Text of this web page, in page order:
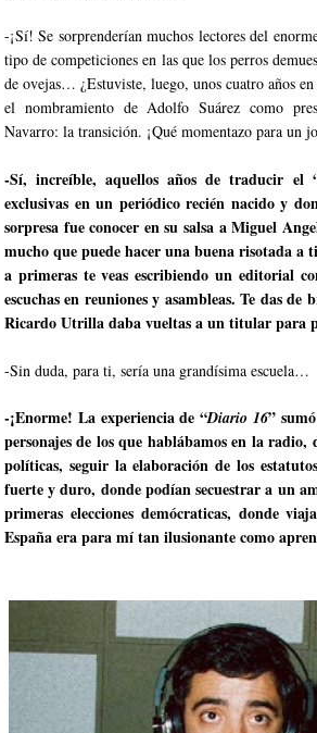
-¡Sí! Se sorprenderían muchos lectores del
tipo de competiciones en las que los perros
de ovejas… ¿Estuviste, luego, unos cuatro años
el nombramiento de Adolfo Suárez como
Navarro: la transición. ¡Qué momentazo para un
-Sí, increíble, aquellos años de traducir
exclusivas en un periódico recién nacido y
sorpresa fue conocer en su salsa a Miguel
mucho que puede hacer una buena risotada a
a primeras te veas escribiendo un editorial
escuchas en reuniones y asambleas. Te das
Ricardo Utrilla daba vueltas a un titular para
-Sin duda, para ti, sería una grandísima escuela…
-¡Enorme! La experiencia de “Diario 16”
personajes de los que hablábamos en la
políticas, seguir la elaboración de los
fuerte y duro, donde podían secuestrar a un
primeras elecciones demócraticas, donde
España era para mí tan ilusionante como